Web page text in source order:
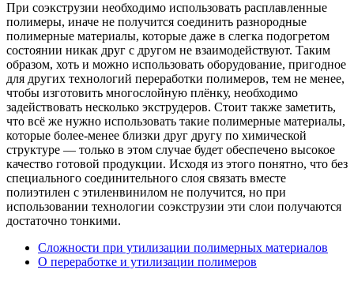
При соэкструзии необходимо использовать расплавленные
полимеры, иначе не получится соединить разнородные
полимерные материалы, которые даже в слегка подогретом
состоянии никак друг с другом не взаимодействуют. Таким
образом, хоть и можно использовать оборудование, пригодное
для других технологий переработки полимеров, тем не менее,
чтобы изготовить многослойную плёнку, необходимо
задействовать несколько экструдеров. Стоит также заметить,
что всё же нужно использовать такие полимерные материалы,
которые более-менее близки друг другу по химической
структуре — только в этом случае будет обеспечено высокое
качество готовой продукции. Исходя из этого понятно, что без
специального соединительного слоя связать вместе
полиэтилен с этиленвинилом не получится, но при
использовании технологии соэкструзии эти слои получаются
достаточно тонкими.
Сложности при утилизации полимерных материалов
О переработке и утилизации полимеров